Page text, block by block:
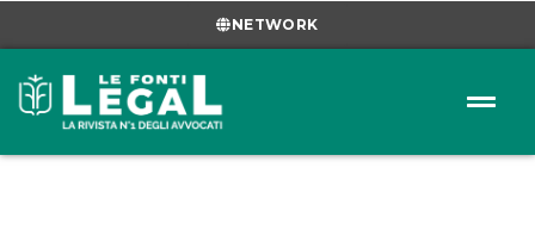
NETWORK